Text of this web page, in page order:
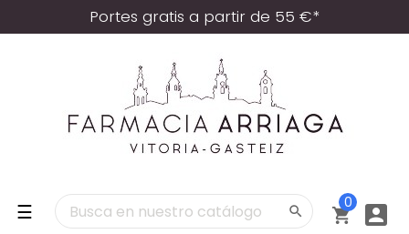
Portes gratis a partir de 55 €*
Navegación
☰  
0 